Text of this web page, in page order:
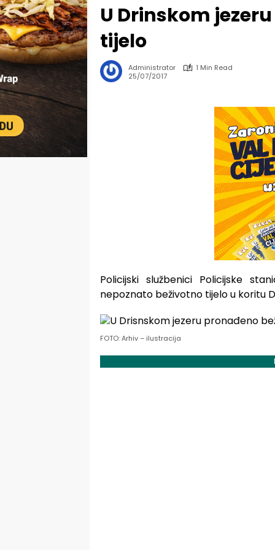
U Drinskom
tijelo
Administrator
1 Min Read
25/07/2017
Policijski službenici Policijske
nepoznato beživotno tijelo u koritu
FOTO: Arhiv – ilustracija